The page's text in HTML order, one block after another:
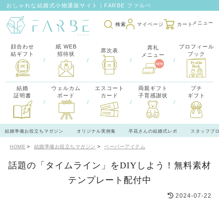
おしゃれな結婚式小物通販サイト｜FARBE ファルベ
検索 マイページ カート
顔合わせ
結ギフト
/
紙 WEB
招待状
/
席次表
/
席礼
メニュー
/
プロフィール
ブック
結婚
証明書
/
ウェルカム
ボード
/
エスコート
カード
/
両親ギフト
子育感謝状
/
プチ
ギフト
結婚準備お役立ちマガジン オリジナル実例集 卒花さんの結婚式レポ スタッフブ
HOME 結婚準備お役立ちマガジン ペーパーアイテム
話題の「タイムライン」をDIYしよう！無料素材
テンプレート配付中
2024-07-22